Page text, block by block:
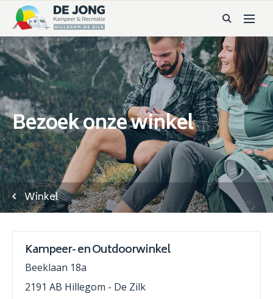
Bezoek onze winkel
Winkel
Kampeer- en Outdoorwinkel
Beeklaan 18a
2191 AB Hillegom - De Zilk